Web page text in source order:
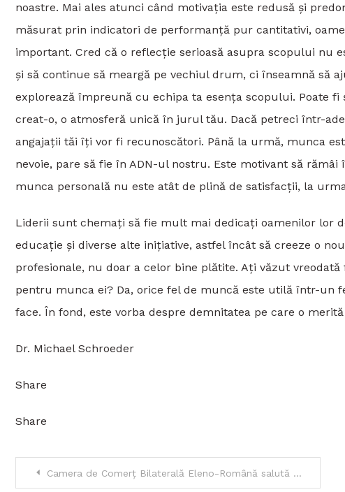
noastre. Mai ales atunci când motivația este redusă și
măsurat prin indicatori de performanță pur cantitativi,
important. Cred că o reflecție serioasă asupra scopului nu
și să continue să meargă pe vechiul drum, ci înseamnă să
explorează împreună cu echipa ta esența scopului. Poate
creat-o, o atmosferă unică în jurul tău. Dacă petreci într-
angajații tăi îți vor fi recunoscători. Până la urmă, munca
nevoie, pare să fie în ADN-ul nostru. Este motivant să
munca personală nu este atât de plină de satisfacții, la
Liderii sunt chemați să fie mult mai dedicați oamenilor lor
educație și diverse alte inițiative, astfel încât să creeze o
profesionale, nu doar a celor bine plătite. Ați văzut
pentru munca ei? Da, orice fel de muncă este utilă într-un
face. În fond, este vorba despre demnitatea pe care o
Dr. Michael Schroeder
Share
Share
Navigare
Camera de Comerț Bilaterală Eleno-Română salută deschiderea Consulatului Onorific al Greciei la Constanța și îl felicită pe domnul Theodoros Skandalidis pentru învestirea lui în funcția de Consul Onorific